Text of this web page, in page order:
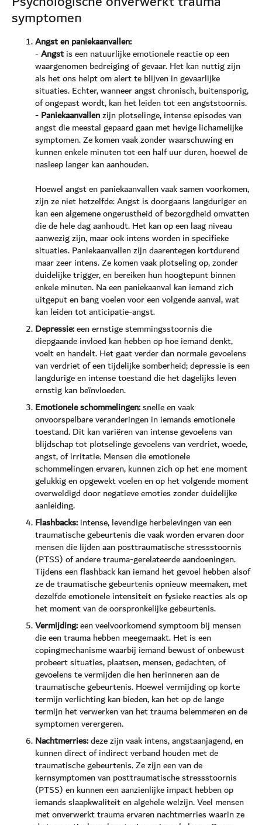
symptomen
Angst en paniekaanvallen:
-Angstis een natuurlijke emotionele reactie op een
waargenomen bedreiging of gevaar. Het kan nuttig zijn
als het ons helpt om alert te blijven in gevaarlijke
situaties. Echter, wanneer angst chronisch, buitensporig,
of ongepast wordt, kan het leiden tot een angststoornis.
-Paniekaanvallenzijn plotselinge, intense episodes van
angst die meestal gepaard gaan met hevige lichamelijke
symptomen. Ze komen vaak zonder waarschuwing en
kunnen enkele minuten tot een half uur duren, hoewel de
nasleep langer kan aanhouden.
Hoewel angst en paniekaanvallen vaak samen voorkomen,
zijn ze niet hetzelfde: Angst is doorgaans langduriger en
kan een algemene ongerustheid of bezorgdheid omvatten
die de hele dag aanhoudt. Het kan op een laag niveau
aanwezig zijn, maar ook intens worden in specifieke
situaties. Paniekaanvallen zijn daarentegen kortdurend
maar zeer intens. Ze komen vaak plotseling op, zonder
duidelijke trigger, en bereiken hun hoogtepunt binnen
enkele minuten. Na een paniekaanval kan iemand zich
uitgeput en bang voelen voor een volgende aanval, wat
kan leiden tot anticipatie-angst.
Depressie:een ernstige stemmingsstoornis die
diepgaande invloed kan hebben op hoe iemand denkt,
voelt en handelt. Het gaat verder dan normale gevoelens
van verdriet of een tijdelijke somberheid; depressie is een
langdurige en intense toestand die het dagelijks leven
ernstig kan beïnvloeden.
Emotionele schommelingen:snelle en vaak
onvoorspelbare veranderingen in iemands emotionele
toestand. Dit kan variëren van intense gevoelens van
blijdschap tot plotselinge gevoelens van verdriet, woede,
angst, of irritatie. Mensen die emotionele
schommelingen ervaren, kunnen zich op het ene moment
gelukkig en opgewekt voelen en op het volgende moment
overweldigd door negatieve emoties zonder duidelijke
aanleiding.
Flashbacks:intense, levendige herbelevingen van een
traumatische gebeurtenis die vaak worden ervaren door
mensen die lijden aan posttraumatische stressstoornis
(PTSS) of andere trauma-gerelateerde aandoeningen.
Tijdens een flashback kan iemand het gevoel hebben alsof
ze de traumatische gebeurtenis opnieuw meemaken, met
dezelfde emotionele intensiteit en fysieke reacties als op
het moment van de oorspronkelijke gebeurtenis.
Vermijding:een veelvoorkomend symptoom bij mensen
die een trauma hebben meegemaakt. Het is een
copingmechanisme waarbij iemand bewust of onbewust
probeert situaties, plaatsen, mensen, gedachten, of
gevoelens te vermijden die hen herinneren aan de
traumatische gebeurtenis. Hoewel vermijding op korte
termijn verlichting kan bieden, kan het op de lange
termijn het verwerken van het trauma belemmeren en de
symptomen verergeren.
Nachtmerries:deze zijn vaak intens, angstaanjagend, en
kunnen direct of indirect verband houden met de
traumatische gebeurtenis. Ze zijn een van de
kernsymptomen van posttraumatische stressstoornis
(PTSS) en kunnen een aanzienlijke impact hebben op
iemands slaapkwaliteit en algehele welzijn. Veel mensen
met onverwerkt trauma ervaren nachtmerries waarin ze